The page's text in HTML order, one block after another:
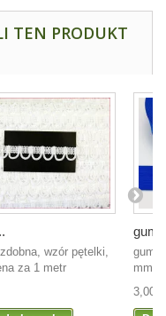
TEN PRODUKT
wzór pętelki,
za 1 metr
guma
mm,
3,00